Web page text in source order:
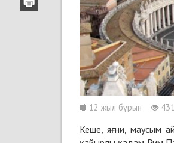
12 жыл бұрын
Кеше, яғни, маусым